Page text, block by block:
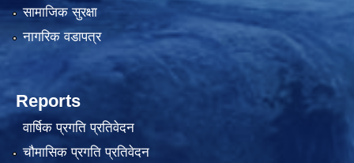
सामाजिक सुरक्षा
नागरिक वडापत्र
Reports
वार्षिक प्रगति प्रतिवेदन
चौमासिक प्रगति प्रतिवेदन